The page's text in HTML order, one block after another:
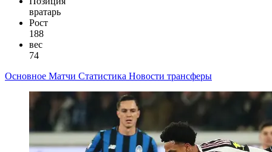
вратарь
Рост
188
вес
74
Основное Матчи Статистика Новости трансферы